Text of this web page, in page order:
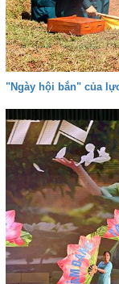
"Ngày hội bắn" của